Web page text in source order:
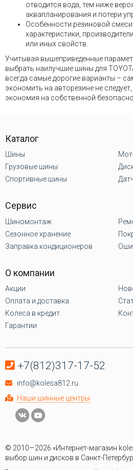
отводится вода, тем ниже
аквапланирования и потери
Особенности резиновой
характеристики,
или иных свойств.
Учитывая вышеприведенные
выбрать наилучшие шины для
всегда самые дорогие варианты –
экономить на авторезине не
экономия на собственной
Каталог
Шины
Грузовые шины
Спортивные шины
Сервис
Шиномонтаж
Сезонное хранение
Заправка кондиционеров
О компании
Акции
Оплата и доставка
Колеса в кредит
Гарантии
+7(812)317-17-52
info@kolesa812.ru
Наши шинные центры
© 2010—2026 «Интернет-магазин
выбор шин и дисков в Санкт-